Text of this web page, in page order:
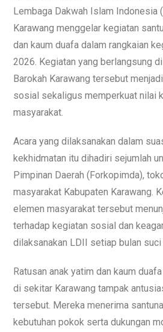
Lembaga Dakwah Islam Indonesia
Karawang menggelar kegiatan
dan kaum duafa dalam rangkaian
2026. Kegiatan yang berlangsung
Barokah Karawang tersebut
sosial sekaligus memperkuat nilai
masyarakat.
Acara yang dilaksanakan dalam
kekhidmatan itu dihadiri sejumlah
Pimpinan Daerah (Forkopimda),
masyarakat Kabupaten Karawang.
elemen masyarakat tersebut
terhadap kegiatan sosial dan
dilaksanakan LDII setiap bulan suci
Ratusan anak yatim dan kaum
di sekitar Karawang tampak
tersebut. Mereka menerima
kebutuhan pokok serta dukungan